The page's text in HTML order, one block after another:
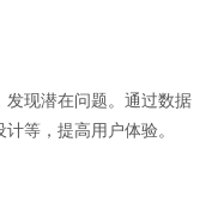
发现潜在问题。通过数据
等，提高用户体验。